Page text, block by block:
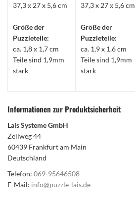
37,3 x 27 x 5,6 cm
Größe der
Puzzleteile:
ca. 1,8 x 1,7 cm
Teile sind 1,9mm
stark
37,3 x 27 x 5,6 cm
Größe der
Puzzleteile:
ca. 1,9 x 1,6 cm
Teile sind 1,9mm
stark
Informationen zur Produktsicherheit
Lais Systeme GmbH
Zeilweg 44
60439 Frankfurt am Main
Deutschland
Telefon: 069-95646508
E-Mail: info@puzzle-lais.de